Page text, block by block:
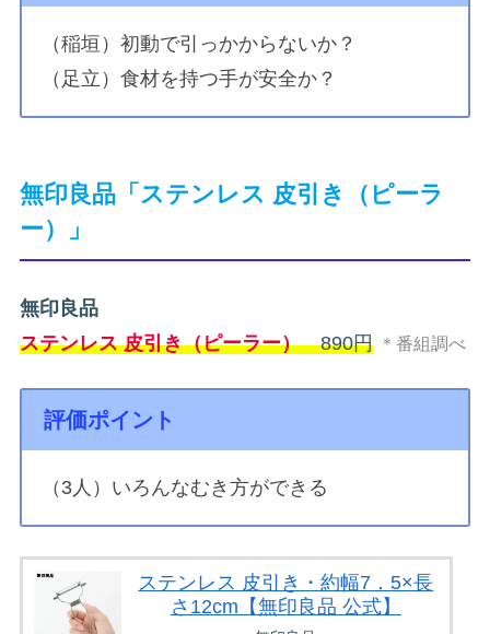
（稲垣）初動で引っかからないか？
（足立）食材を持つ手が安全か？
無印良品「ステンレス 皮引き（ピーラ
ー）」
無印良品
ステンレス 皮引き（ピーラー）890円 ＊番組調べ
評価ポイント
（3人）いろんなむき方ができる
ステンレス 皮引き・約幅7．5×長
さ12cm【無印良品 公式】